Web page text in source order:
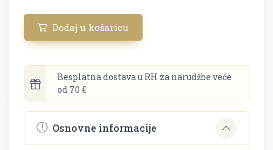
Dodaj u košaricu
Besplatna dostava u RH za narudžbe veće
od 70 €
Osnovne informacije